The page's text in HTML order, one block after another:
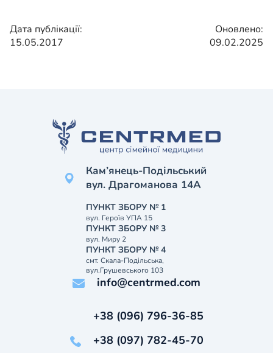
Дата публікації:
15.05.2017
Оновлено:
09.02.2025
Кам’янець-Подільський
вул. Драгоманова 14А
ПУНКТ ЗБОРУ № 1
вул. Героїв УПА 15
ПУНКТ ЗБОРУ № 3
вул. Миру 2
ПУНКТ ЗБОРУ № 4
смт. Скала-Подільська,
вул.Грушевського 103
info@centrmed.com
+38 (096) 796-36-85
+38 (097) 782-45-70